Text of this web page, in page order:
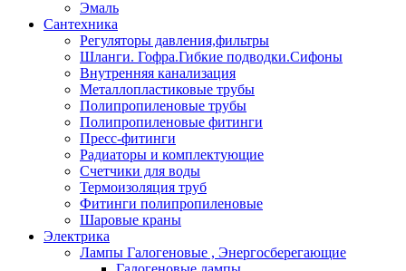
Эмаль
Сантехника
Регуляторы давления,фильтры
Шланги. Гофра.Гибкие подводки.Сифоны
Внутренняя канализация
Металлопластиковые трубы
Полипропиленовые трубы
Полипропиленовые фитинги
Пресс-фитинги
Радиаторы и комплектующие
Счетчики для воды
Термоизоляция труб
Фитинги полипропиленовые
Шаровые краны
Электрика
Лампы Галогеновые , Энергосберегающие